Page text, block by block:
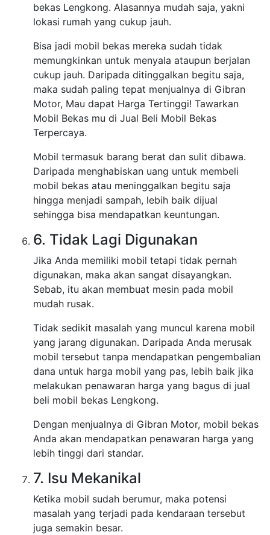
bekas Lengkong. Alasannya mudah saja, yakni
lokasi rumah yang cukup jauh.
Bisa jadi mobil bekas mereka sudah tidak
memungkinkan untuk menyala ataupun berjalan
cukup jauh. Daripada ditinggalkan begitu saja,
maka sudah paling tepat menjualnya di Gibran
Motor, Mau dapat Harga Tertinggi! Tawarkan
Mobil Bekas mu di Jual Beli Mobil Bekas
Terpercaya.
Mobil termasuk barang berat dan sulit dibawa.
Daripada menghabiskan uang untuk membeli
mobil bekas atau meninggalkan begitu saja
hingga menjadi sampah, lebih baik dijual
sehingga bisa mendapatkan keuntungan.
6. Tidak Lagi Digunakan
Jika Anda memiliki mobil tetapi tidak pernah
digunakan, maka akan sangat disayangkan.
Sebab, itu akan membuat mesin pada mobil
mudah rusak.
Tidak sedikit masalah yang muncul karena mobil
yang jarang digunakan. Daripada Anda merusak
mobil tersebut tanpa mendapatkan pengembalian
dana untuk harga mobil yang pas, lebih baik jika
melakukan penawaran harga yang bagus di jual
beli mobil bekas Lengkong.
Dengan menjualnya di Gibran Motor, mobil bekas
Anda akan mendapatkan penawaran harga yang
lebih tinggi dari standar.
7. Isu Mekanikal
Ketika mobil sudah berumur, maka potensi
masalah yang terjadi pada kendaraan tersebut
juga semakin besar.